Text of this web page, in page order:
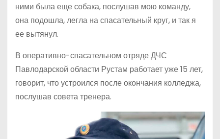
ними была еще собака, послушав мою команду,
она подошла, легла на спасательный круг, и так я
ее вытянул.
В оперативно-спасательном отряде ДЧС
Павлодарской области Рустам работает уже 15 лет,
говорит, что устроился после окончания колледжа,
послушав совета тренера.